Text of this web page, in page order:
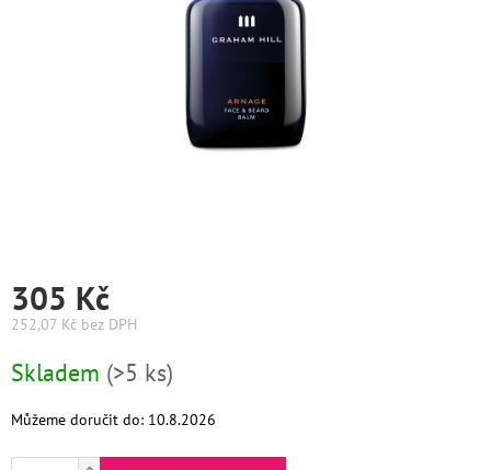
K-
Max
Olaplex
Pomůcky
305 Kč
252,07 Kč bez DPH
cena:
Skladem (>5 ks)
Můžeme doručit do: 10.8.2026